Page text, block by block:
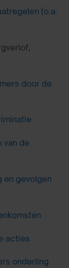
(o.a.
door de
van de
en gevolgen
acties
onderling